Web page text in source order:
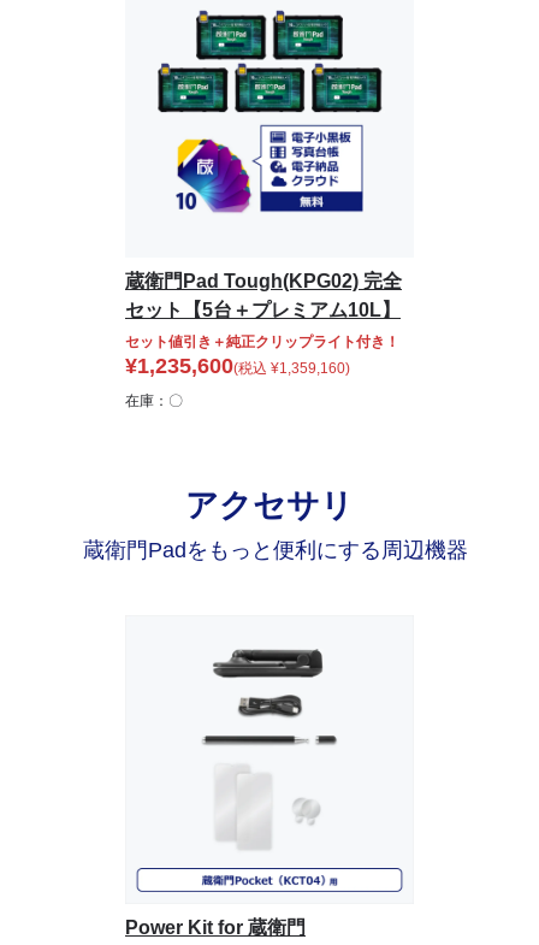
蔵衛門Pad Tough(KPG02) 完全
セット【5台＋プレミアム10L】
セット値引き＋純正クリップライト付き！
¥1,235,600(税込 ¥1,359,160)
在庫：〇
アクセサリ
蔵衛門Padをもっと便利にする周辺機器
Power Kit for 蔵衛門